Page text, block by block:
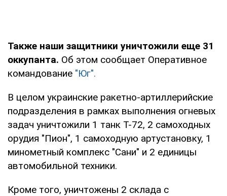
Также наши защитники уничтожили еще 31
оккупанта. Об этом сообщает Оперативное
командование "Юг".
В целом украинские ракетно-артиллерийские
подразделения в рамках выполнения огневых
задач уничтожили 1 танк Т-72, 2 самоходных
орудия "Пион", 1 самоходную артустановку, 1
минометный комплекс "Сани" и 2 единицы
автомобильной техники.
Кроме того, уничтожены 2 склада с